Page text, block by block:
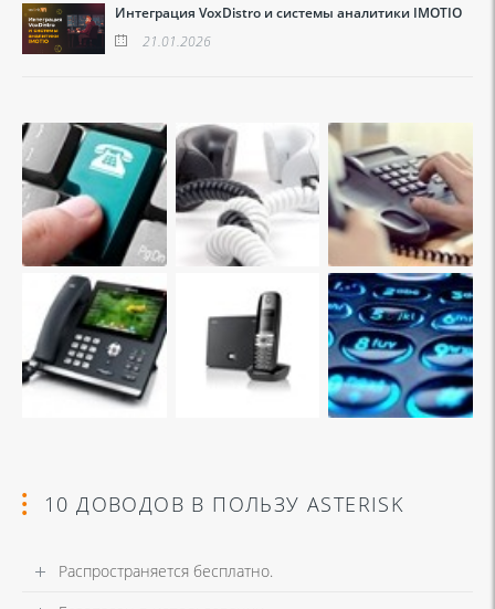
Интеграция VoxDistro и системы аналитики IMOTIO
21.01.2026
10 ДОВОДОВ В ПОЛЬЗУ ASTERISK
Распространяется бесплатно.